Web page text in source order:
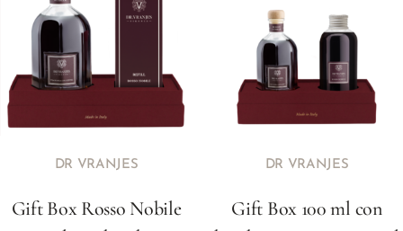
DR VRANJES
Gift Box Rosso Nobile
DR VRANJES
Gift Box 100 ml con